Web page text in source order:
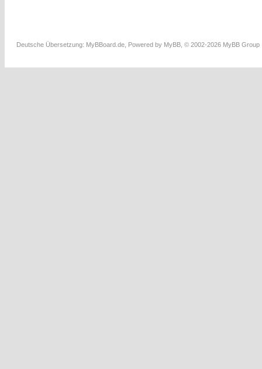
Deutsche Übersetzung: MyBBoard.de , Powered by MyBB , © 2002-2026 MyBB Group